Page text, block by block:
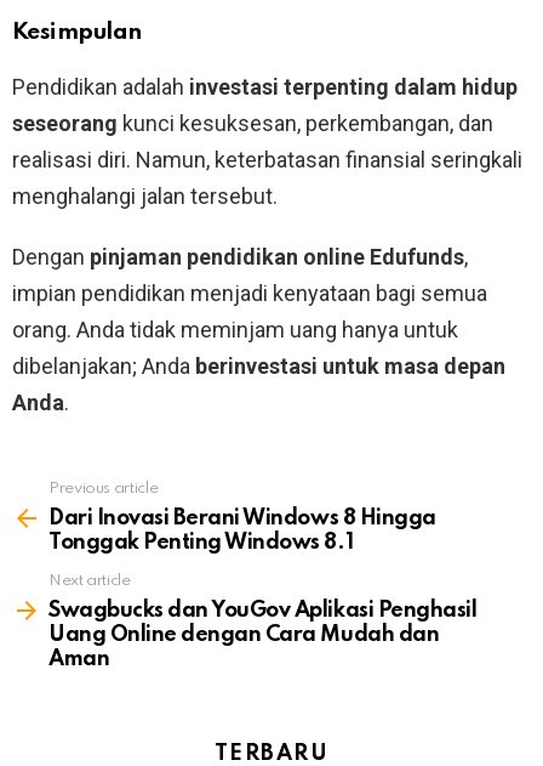
Kesimpulan
Pendidikan adalah investasi terpenting dalam hidup
seseorang kunci kesuksesan, perkembangan, dan
realisasi diri. Namun, keterbatasan finansial seringkali
menghalangi jalan tersebut.
Dengan pinjaman pendidikan online Edufunds,
impian pendidikan menjadi kenyataan bagi semua
orang. Anda tidak meminjam uang hanya untuk
dibelanjakan; Anda berinvestasi untuk masa depan
Anda.
more
Previous article
Dari Inovasi Berani Windows 8 Hingga
Tonggak Penting Windows 8.1
Next article
Swagbucks dan YouGov Aplikasi Penghasil
Uang Online dengan Cara Mudah dan
Aman
TERBARU